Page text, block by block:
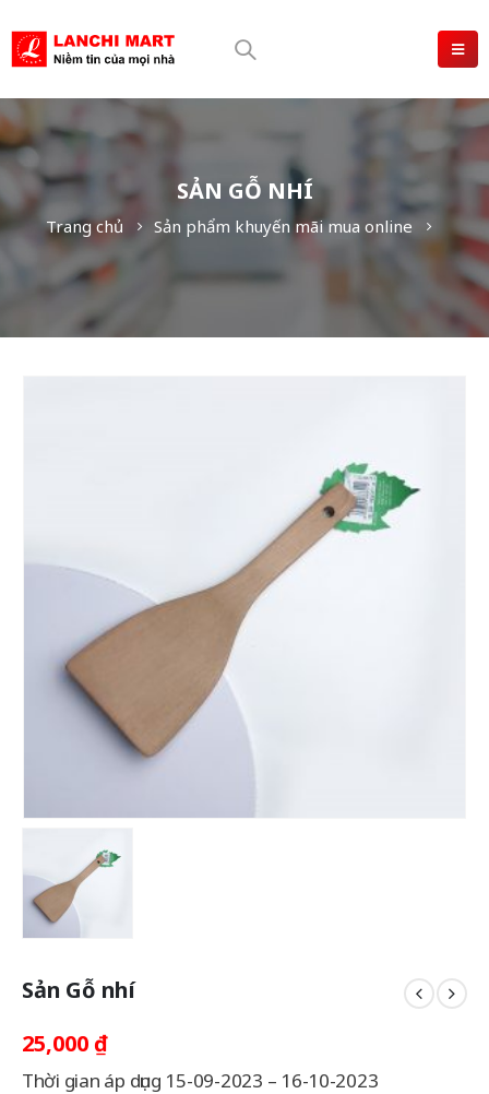
SẢN GỖ NHÍ
Trang chủ Sản phẩm khuyến mãi mua online
Sản Gỗ nhí
25,000 ₫
Thời gian áp dụng 15-09-2023 – 16-10-2023